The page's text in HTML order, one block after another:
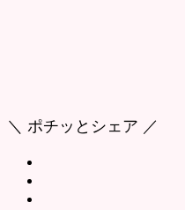
＼ ポチッとシェア ／